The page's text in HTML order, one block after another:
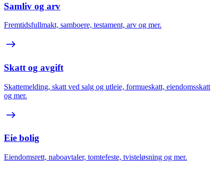
Samliv og arv
Fremtidsfullmakt, samboere, testament, arv og mer.
Skatt og avgift
Skattemelding, skatt ved salg og utleie, formueskatt, eiendomsskatt
og mer.
Eie bolig
Eiendomsrett, naboavtaler, tomtefeste, tvisteløsning og mer.